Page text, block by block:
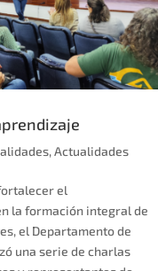
,Actualidades
el
la formación integral de
el Departamento de
una serie de charlas